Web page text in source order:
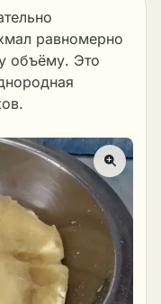
равномерно
объёму. Это